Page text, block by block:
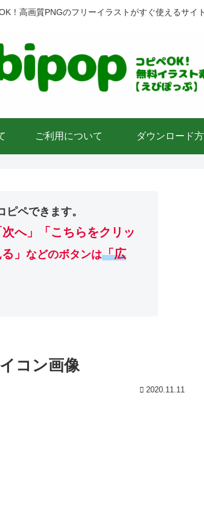
PNGのフリーイラストがすぐ使えるサイ
ご利用について ダウンロード
ペできます。
次へ」「こちらをクリッ
」などのボタンは「広
コン画像
2020.11.11